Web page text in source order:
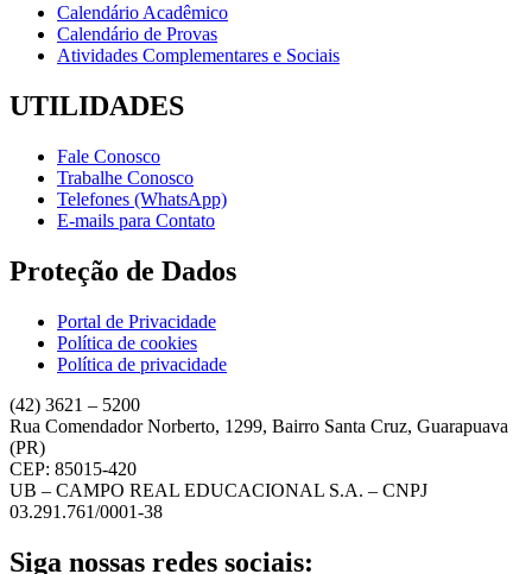
Calendário Acadêmico
Calendário de Provas
Atividades Complementares e Sociais
UTILIDADES
Fale Conosco
Trabalhe Conosco
Telefones (WhatsApp)
E-mails para Contato
Proteção de Dados
Portal de Privacidade
Política de cookies
Política de privacidade
(42) 3621 – 5200
Rua Comendador Norberto, 1299, Bairro Santa Cruz, Guarapuava
(PR)
CEP: 85015-420
UB – CAMPO REAL EDUCACIONAL S.A. – CNPJ
03.291.761/0001-38
Siga nossas redes sociais: